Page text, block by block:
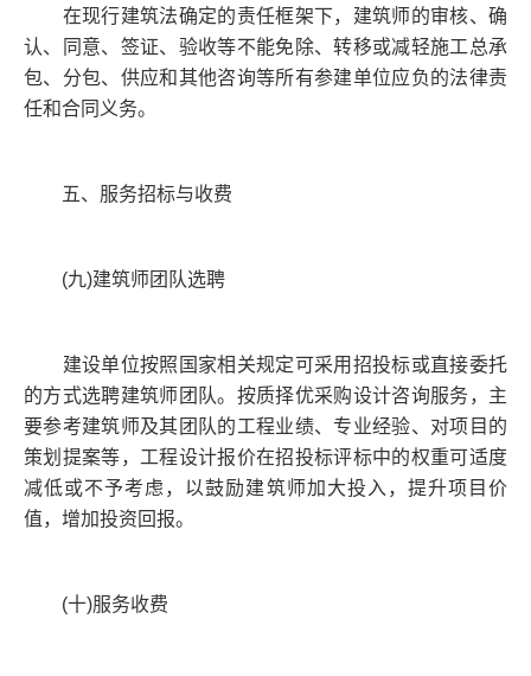
在现行建筑法确定的责任框架下，建筑师的审核、确
认、同意、签证、验收等不能免除、转移或减轻施工总承
包、分包、供应和其他咨询等所有参建单位应负的法律责
任和合同义务。
五、服务招标与收费
(九)建筑师团队选聘
建设单位按照国家相关规定可采用招投标或直接委托
的方式选聘建筑师团队。按质择优采购设计咨询服务，主
要参考建筑师及其团队的工程业绩、专业经验、对项目的
策划提案等，工程设计报价在招投标评标中的权重可适度
减低或不予考虑，以鼓励建筑师加大投入，提升项目价
值，增加投资回报。
(十)服务收费